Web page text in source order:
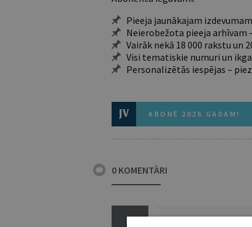
Pieeja jaunākajam izdevumam
Neierobežota pieeja arhīvam
Vairāk nekā 18 000 rakstu un
Visi tematiskie numuri un
Personalizētās iespējas –
ABONĒ 2026.GADAM!
0 KOMENTĀRI